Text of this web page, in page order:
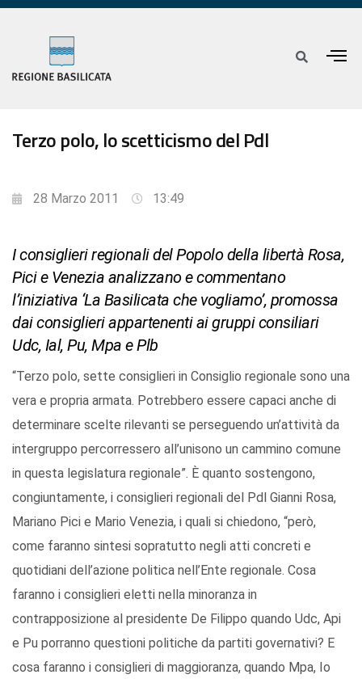
Terzo polo, lo scetticismo del Pdl
28 Marzo 2011 13:49
I consiglieri regionali del Popolo della libertà Rosa,
Pici e Venezia analizzano e commentano
l’iniziativa ‘La Basilicata che vogliamo’, promossa
dai consiglieri appartenenti ai gruppi consiliari
Udc, Ial, Pu, Mpa e Plb
“Terzo polo, sette consiglieri in Consiglio regionale sono una
vera e propria armata. Potrebbero essere capaci anche di
determinare scelte rilevanti se perseguendo un’attività da
intergruppo percorressero all’unisono un cammino comune
in questa legislatura regionale”. È quanto sostengono,
congiuntamente, i consiglieri regionali del Pdl Gianni Rosa,
Mariano Pici e Mario Venezia, i quali si chiedono, “però,
come faranno sintesi sopratutto negli atti concreti e
quotidiani dell’azione politica nell’Ente regionale. Cosa
faranno i consiglieri eletti nella minoranza in
contrapposizione al presidente De Filippo quando Udc, Api
e Pu porranno questioni politiche da partiti governativi? E
cosa faranno i consiglieri di maggioranza, quando Mpa, Io